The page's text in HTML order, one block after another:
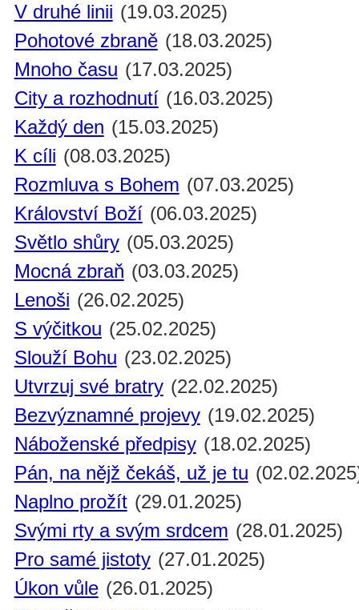
V druhé linii (19.03.2025)
Pohotové zbraně (18.03.2025)
Mnoho času (17.03.2025)
City a rozhodnutí (16.03.2025)
Každý den (15.03.2025)
K cíli (08.03.2025)
Rozmluva s Bohem (07.03.2025)
Království Boží (06.03.2025)
Světlo shůry (05.03.2025)
Mocná zbraň (03.03.2025)
Lenoši (26.02.2025)
S výčitkou (25.02.2025)
Slouží Bohu (23.02.2025)
Utvrzuj své bratry (22.02.2025)
Bezvýznamné projevy (19.02.2025)
Náboženské předpisy (18.02.2025)
Pán, na nějž čekáš, už je tu
Naplno prožít (29.01.2025)
Svými rty a svým srdcem (28.01.2025)
Pro samé jistoty (27.01.2025)
Úkon vůle (26.01.2025)